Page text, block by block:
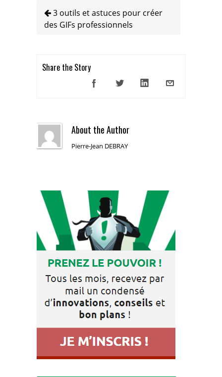
3 outils et astuces pour créer
des GIFs professionnels
Share the Story
About the Author
Pierre-Jean DEBRAY